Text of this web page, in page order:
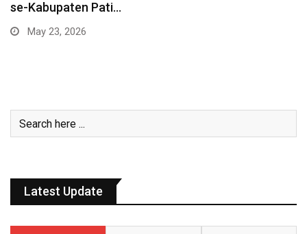
Sesama
May 2, 2026
Latest Update